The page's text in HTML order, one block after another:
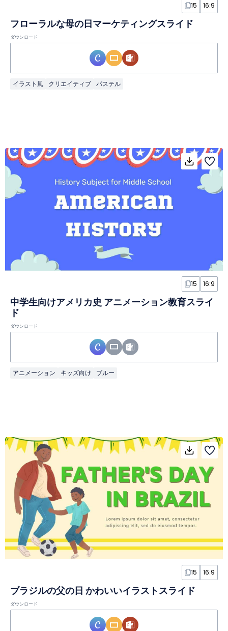
15 16:9
フローラルな母の日マーケティングスライド
ダウンロード
イラスト風 クリエイティブ パステル
15 16:9
中学生向けアメリカ史 アニメーション教育スライ
ド
ダウンロード
アニメーション キッズ向け ブルー
15 16:9
ブラジルの父の日 かわいいイラストスライド
ダウンロード